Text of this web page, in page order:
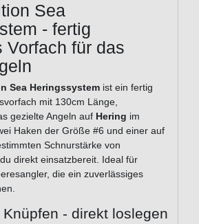
Sea
- fertig
Vorfach für das
Sea Heringssystem ist ein fertig
mit 130cm Länge,
gezielte Angeln auf Hering im
Haken der Größe #6 und einer auf
Schnurstärke von
direkt einsatzbereit. Ideal für
die ein zuverlässiges
- direkt loslegen